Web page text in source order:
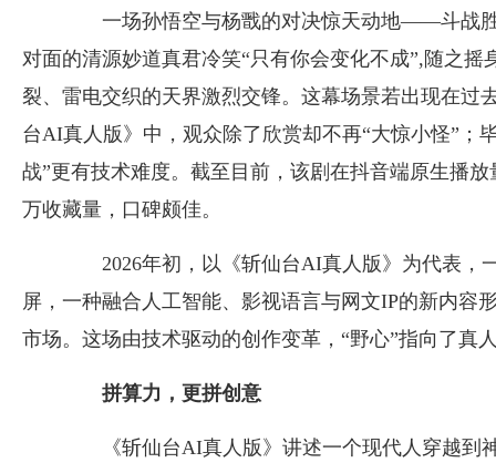
一场孙悟空与杨戬的对决惊天动地——斗战胜
对面的清源妙道真君冷笑“只有你会变化不成”,随之
裂、雷电交织的天界激烈交锋。这幕场景若出现在过
台AI真人版》中，观众除了欣赏却不再“大惊小怪”；
战”更有技术难度。截至目前，该剧在抖音端原生播
万收藏量，口碑颇佳。
2026年初，以《斩仙台AI真人版》为代表，
屏，一种融合人工智能、影视语言与网文IP的新内
市场。这场由技术驱动的创作变革，“野心”指向了真
拼算力，更拼创意
《斩仙台AI真人版》讲述一个现代人穿越到